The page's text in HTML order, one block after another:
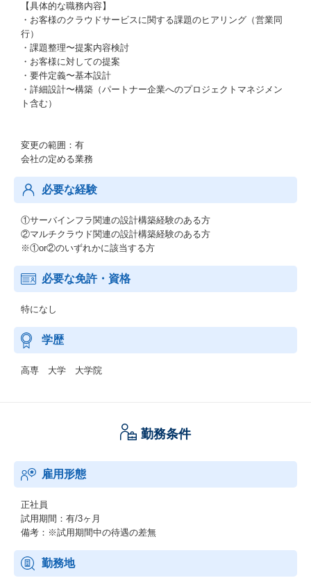
【具体的な職務内容】
・お客様のクラウドサービスに関する課題のヒアリング（営業同
行）
・課題整理〜提案内容検討
・お客様に対しての提案
・要件定義〜基本設計
・詳細設計〜構築（パートナー企業へのプロジェクトマネジメン
ト含む）
変更の範囲：有
会社の定める業務
必要な経験
①サーバインフラ関連の設計構築経験のある方
②マルチクラウド関連の設計構築経験のある方
※①or②のいずれかに該当する方
必要な免許・資格
特になし
学歴
高専 大学 大学院
勤務条件
雇用形態
正社員
試用期間：有/3ヶ月
備考：※試用期間中の待遇の差無
勤務地